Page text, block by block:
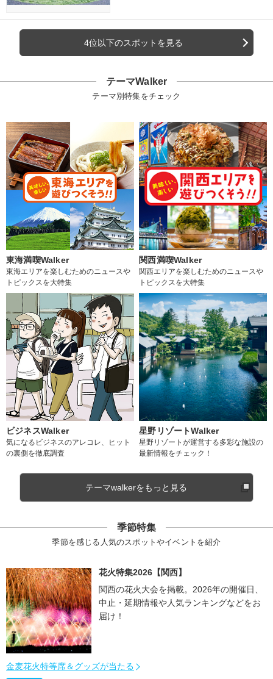
4位以下のスポットを見る
テーマWalker
テーマ別特集をチェック
東海満喫Walker
東海エリアを楽しむためのニュースや
トピックスを大特集
関西満喫Walker
関西エリアを楽しむためのニュースや
トピックスを大特集
ビジネスWalker
気になるビジネスのアレコレ、ヒット
の裏側を徹底調査
星野リゾートWalker
星野リゾートが運営する多彩な施設の
最新情報をチェック！
テーマwalkerをもっと見る
季節特集
季節を感じる人気のスポットやイベントを紹介
花火特集2026【関西】
関西の花火大会を掲載。2026年の開催日、
中止・延期情報や人気ランキングなどをお
届け！
金麦花火特等席＆グッズが当たる